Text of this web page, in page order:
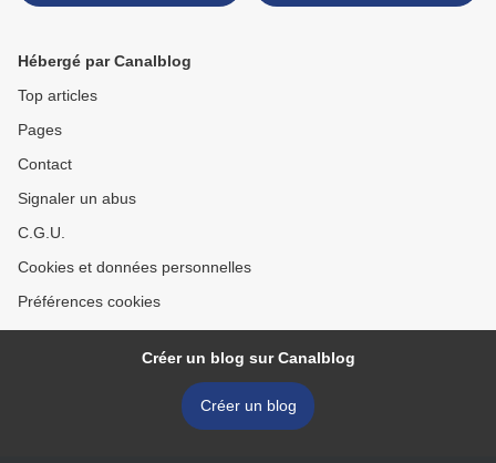
Hébergé par Canalblog
Top articles
Pages
Contact
Signaler un abus
C.G.U.
Cookies et données personnelles
Préférences cookies
Créer un blog sur Canalblog
Créer un blog